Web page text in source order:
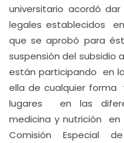
universitario acordó
legales establecidos
que se aprobó para
suspensión del subsidio
están participando en
ella de cualquier forma
lugares en las
medicina y nutrición en
Comisión Especial